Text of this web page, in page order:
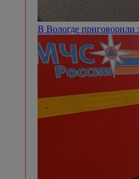
В Вологде приговорили